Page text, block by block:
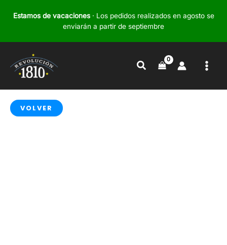
Estamos de vacaciones· Los pedidos realizados en agosto se
enviarán a partir de septiembre
Buscar
VOLVER